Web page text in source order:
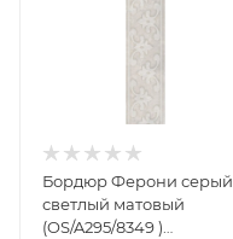
Бордюр Ферони серый
светлый матовый
(OS/A295/8349 )